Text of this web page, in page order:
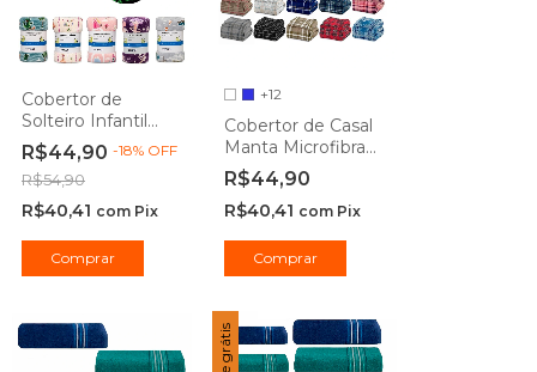
Cobertor de
Solteiro Infantil
Manta Mágica
Brilha no Escuro
Microfibra
Antialérgico
R$44,90 -18% OFF
R$54,90
R$40,41 com Pix
Comprar
+12
Cobertor de Casal
Manta Microfibra
Antialérgico
1,8x2m Xadrez -
Camesa
R$44,90
R$40,41 com Pix
Comprar